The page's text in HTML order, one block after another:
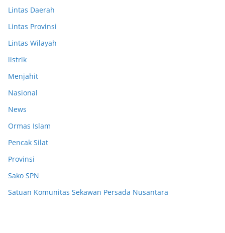
Lintas Daerah
Lintas Provinsi
Lintas Wilayah
listrik
Menjahit
Nasional
News
Ormas Islam
Pencak Silat
Provinsi
Sako SPN
Satuan Komunitas Sekawan Persada Nusantara